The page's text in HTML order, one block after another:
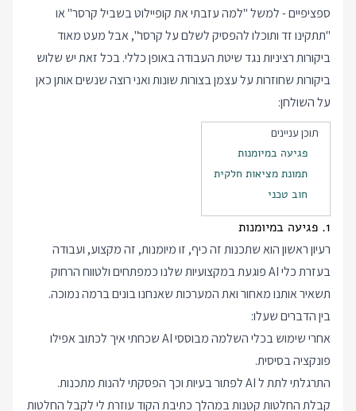
ספציפיים - למשל "למה עזבתי את קופיילוט בשביל קרסר" או
"תתקינו זד ותוכלו להפסיק לשלם על קרסר", אבל מעט מאוד
ביקורות רציניות נגד שיטת העבודה באופן כללי. בכל זאת יש שלוש
ביקורות שחוזרות על עצמן בצורות שונות ואני רוצה שנשים אותן כאן
על השולחן:
תוכן עניינים
פגיעה במיומנות
תמונת מציאות חלקית
חוב טכני
1. פגיעה במיומנות
רעיון ראשון הוא שתכנות זה כיף, זו מיומנות, זה מקצוע, ועבודה
בעזרת כלי AI פוגעת במקצועיות שלנו כמפתחים ולטווח הרחוק
תשאיר אותנו מאחור ואת המערכות שאנחנו בונים ברמה נמוכה.
בין הדברים שעלו:
אחרי שימוש בכלי השלמה מבוססי AI שכחתי איך לכתוב אפילו
פונקציה בסיסית.
התרגלתי לתת ל AI לפתור בעיות וכך הפסקתי להנות מתכנות.
קבלת החלטות קטנות במהלך כתיבת הקוד עוזרת לי לקבל החלטות